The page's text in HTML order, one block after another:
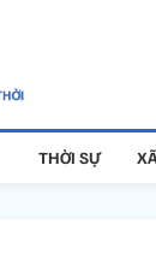
THỜI SỰ